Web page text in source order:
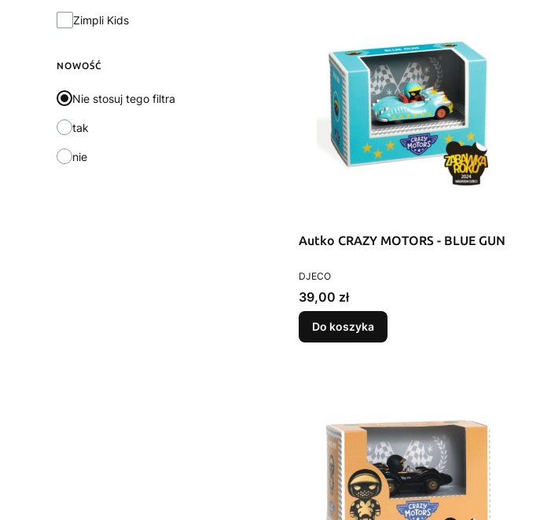
Zimpli Kids
NOWOŚĆ
Nie stosuj tego filtra
tak
nie
Autko CRAZY MOTORS - BLUE GUN
PRODUCENT
DJECO
Cena
39,00 zł
Do koszyka